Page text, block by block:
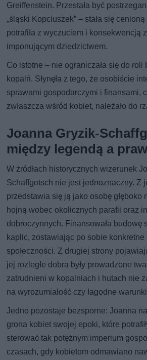
Greiffenstein. Przestała być
„śląski Kopciuszek” – stała się
potrafiła z wyczuciem i konsekwencją
imponującym dziedzictwem.
Co istotne – nie ograniczała się do roli
kopalń. Słynęła z tego, że osobiście
sprawami gospodarczymi i finansami,
zwłaszcza wśród kobiet, należało do
Joanna Gryzik-
między legendą a
W źródłach historycznych wizerunek
Schaffgotsch nie jest jednoznaczny. Z
przedstawia się ją jako osobę
hojną wobec okolicznych parafii oraz
dobroczynnych. Finansowała budowę
kaplic, zostawiając po sobie
społeczności. Z drugiej strony
jej rozległe dobra były prowadzone
zatrudnieni w kopalniach i hutach nie
na wyrozumiałość czy łagodne
Jedno pozostaje bezsporne: Joanna
grona kobiet swojej epoki, które
sterować tak potężnym imperium
czasach, gdy kobietom odmawiano